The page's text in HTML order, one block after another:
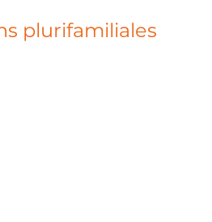
plurifamiliales